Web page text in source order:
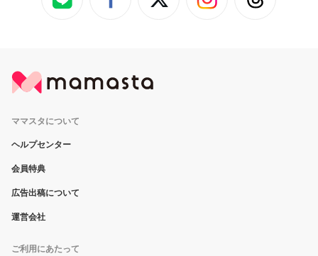
ママスタについて
ヘルプセンター
会員特典
広告出稿について
運営会社
ご利用にあたって